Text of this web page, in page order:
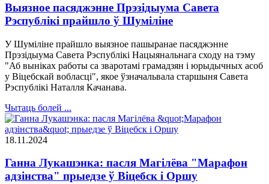
Выязное пасяджэнне Прэзідыума Савета
Рэспублікі прайшло ў Шуміліне
У Шуміліне прайшло выязное пашыранае пасяджэнне
Прэзідыума Савета Рэспублікі Нацыянальнага сходу на тэму
"Аб выніках работы са зваротамі грамадзян і юрыдычных асоб
у Віцебскай вобласці", якое ўзначальвала старшыня Савета
Рэспублікі Наталля Качанава.
Чытаць болей ...
18.11.2024
Ганна Лукашэнка: пасля Магілёва "Марафон
адзінства" прыедзе ў Віцебск і Оршу